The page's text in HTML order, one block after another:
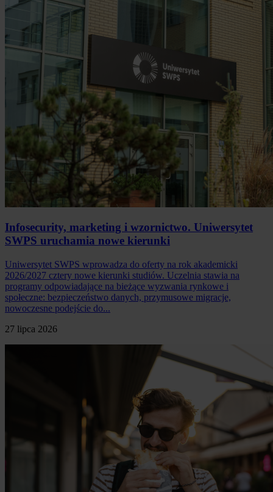
Infosecurity, marketing i wzornictwo. Uniwersytet
SWPS uruchamia nowe kierunki
Uniwersytet SWPS wprowadza do oferty na rok akademicki
2026/2027 cztery nowe kierunki studiów. Uczelnia stawia na
programy odpowiadające na bieżące wyzwania rynkowe i
społeczne: bezpieczeństwo danych, przymusowe migracje,
nowoczesne podejście do...
27 lipca 2026